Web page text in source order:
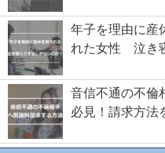
年子を理由に産
れた女性 泣き
音信不通の不倫
必見！請求方法